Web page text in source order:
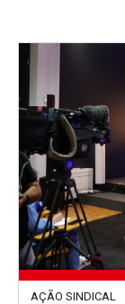
AÇÃO SINDICAL